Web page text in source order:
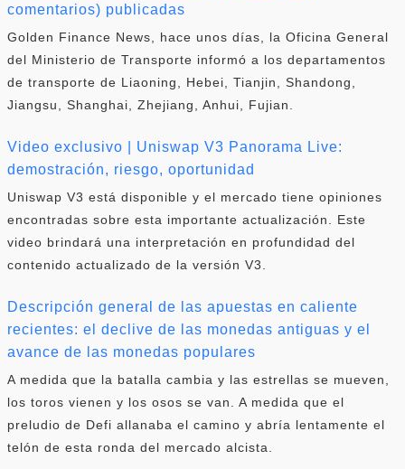
comentarios) publicadas
Golden Finance News, hace unos días, la Oficina General
del Ministerio de Transporte informó a los departamentos
de transporte de Liaoning, Hebei, Tianjin, Shandong,
Jiangsu, Shanghai, Zhejiang, Anhui, Fujian.
Video exclusivo | Uniswap V3 Panorama Live:
demostración, riesgo, oportunidad
Uniswap V3 está disponible y el mercado tiene opiniones
encontradas sobre esta importante actualización. Este
video brindará una interpretación en profundidad del
contenido actualizado de la versión V3.
Descripción general de las apuestas en caliente
recientes: el declive de las monedas antiguas y el
avance de las monedas populares
A medida que la batalla cambia y las estrellas se mueven,
los toros vienen y los osos se van. A medida que el
preludio de Defi allanaba el camino y abría lentamente el
telón de esta ronda del mercado alcista.